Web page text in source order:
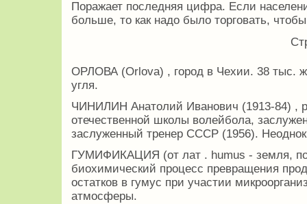
Поражает последняя цифра. Если
больше, то как надо было торговать,
ОРЛОВА (Orlova) , город в Чехии. 38 тыс.
угля.
ЧИНИЛИН Анатолий Иванович (1913-84) ,
отечественной школы волейбола,
заслуженный тренер СССР (1956).
ГУМИФИКАЦИЯ (от лат . humus - земля,
биохимический процесс превращения
остатков в гумус при участии
атмосферы.